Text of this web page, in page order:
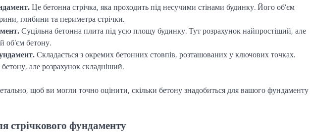
Це бетонна стрічка, яка проходить під несучими стінами будинку. Його об’єм
глибини та периметра стрічки.
Суцільна бетонна плита під усю площу будинку. Тут розрахунок найпростіший, але
об’єм бетону.
Складається з окремих бетонних стовпів, розташованих у ключових точках.
але розрахунок складніший.
щоб ви могли точно оцінити, скільки бетону знадобиться для вашого фундаменту
стрічкового фундаменту